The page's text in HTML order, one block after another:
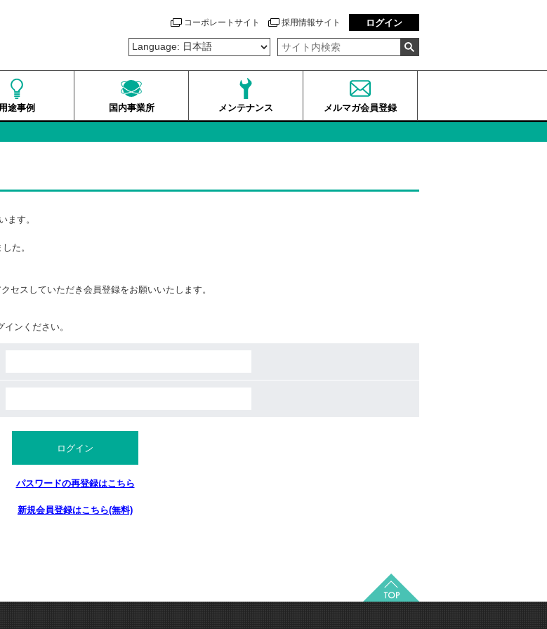
コーポレートサイト 採用情報サイト ログイン
用途事例 国内事業所 メンテナンス メルマガ会員登録
ます。
た。
セスしていただき会員登録をお願いいたします。
ンください。
ログイン
パスワードの再登録はこちら
新規会員登録はこちら(無料)